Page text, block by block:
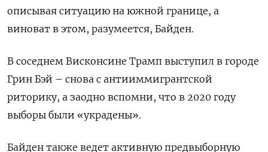
описывая ситуацию на южной границе, а
виноват в этом, разумеется, Байден.
В соседнем Висконсине Трамп выступил в городе
Грин Бэй – снова с антииммигрантской
риторику, а заодно вспомни, что в 2020 году
выборы были «украдены».
Байден также ведет активную предвыборную